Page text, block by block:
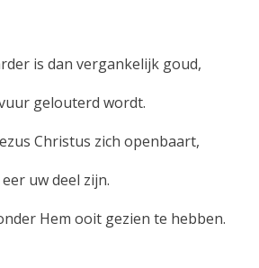
is dan vergankelijk goud,
gelouterd wordt.
Christus zich openbaart,
uw deel zijn.
Hem ooit gezien te hebben.